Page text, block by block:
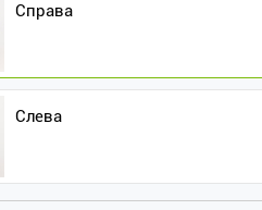
Справа
Слева